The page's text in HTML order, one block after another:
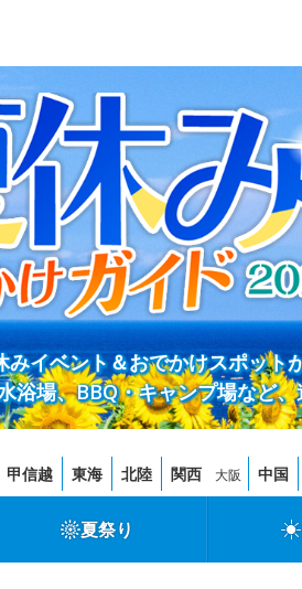
イベント＆おでかけスポット
浴場、BBQ・キャンプ場など
甲信越 東海 北陸 関西 大阪 中国
夏祭り